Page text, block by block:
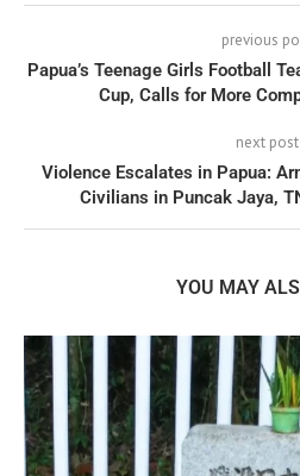
previous
Papua’s Teenage Girls Football
Cup, Calls for More
next post
Violence Escalates in Papua:
Civilians in Puncak Jaya,
YOU MAY